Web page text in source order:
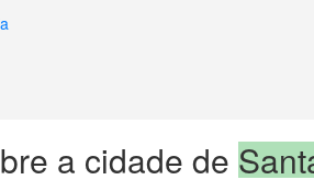
a cidade de